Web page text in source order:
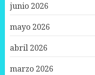
junio 2026
mayo 2026
abril 2026
marzo 2026